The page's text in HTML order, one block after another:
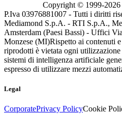
Copyright © 1999-2026
P.Iva 03976881007 - Tutti i diritti
Mediamond S.p.A. - RTI S.p.A.,
Amsterdam (Paesi Bassi) - Uffici
Monzese (MI)Rispetto ai contenuti
riprodotti è vietata ogni
sistemi di intelligenza artificiale
espresso di utilizzare mezzi
Legal
CorporatePrivacy PolicyCookie